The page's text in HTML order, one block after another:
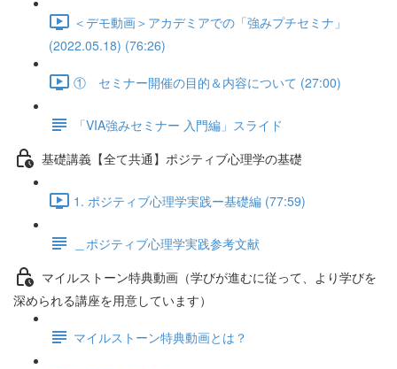
＜デモ動画＞アカデミアでの「強みプチセミナ」
(2022.05.18) (76:26)
① セミナー開催の目的＆内容について (27:00)
「VIA強みセミナー 入門編」スライド
基礎講義【全て共通】ポジティブ心理学の基礎
1. ポジティブ心理学実践ー基礎編 (77:59)
＿ポジティブ心理学実践参考文献
マイルストーン特典動画（学びが進むに従って、より学びを
深められる講座を用意しています）
マイルストーン特典動画とは？